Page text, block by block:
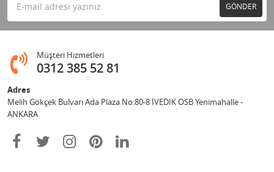
GÖNDER
Müşteri Hizmetleri
0312 385 52 81
Adres
Melih Gökçek Bulvarı Ada Plaza No:80-8 İVEDİK OSB Yenimahalle -
ANKARA